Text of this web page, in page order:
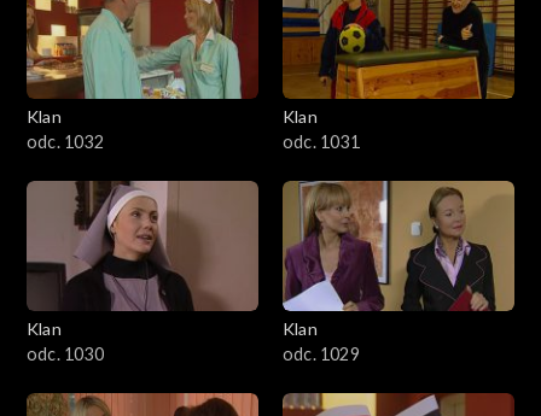
Klan
odc. 1032
Klan
odc. 1031
Klan
odc. 1030
Klan
odc. 1029